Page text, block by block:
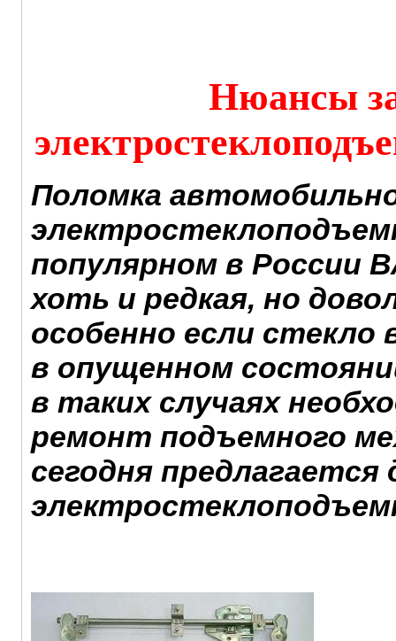
Нюансы
Поломка
популярном в России
хоть и редкая, но
особенно если стекло
в опущенном
в таких случаях
ремонт подъемного
сегодня предлагается